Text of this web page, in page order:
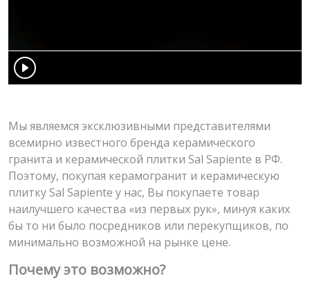
Мы являемся эксклюзивными представителями
всемирно известного бренда керамического
гранита и керамической плитки Sal Sapiente в РФ.
Поэтому, покупая керамогранит и керамическую
плитку Sal Sapiente у нас, Вы покупаете товар
наилучшего качества «из первых рук», минуя каких
бы то ни было посредников или перекупщиков, по
минимально возможной на рынке цене.
Почему это возможно?